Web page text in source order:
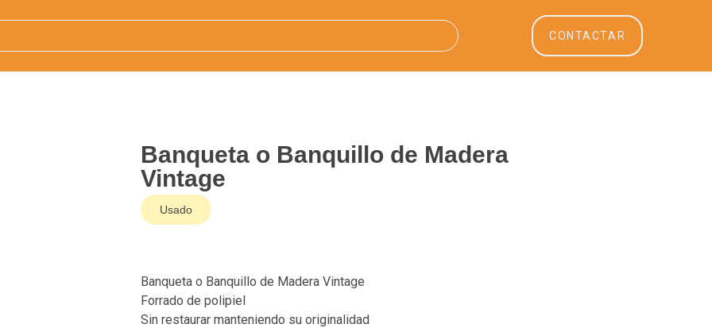
CONTACTAR
Banqueta o Banquillo de Madera
Vintage
Usado
Banqueta o Banquillo de Madera Vintage
Forrado de polipiel
Sin restaurar manteniendo su originalidad